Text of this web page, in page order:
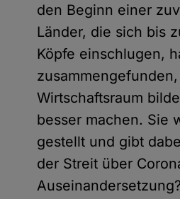
den Beginn einer
Länder, die sich bis
Köpfe einschlugen,
Wirtschaftsraum
besser machen. Sie
gestellt und gibt
der Streit über
Auseinandersetzung?